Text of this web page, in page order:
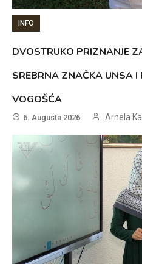
INFO
DVOSTRUKO PRIZNANJE
SREBRNA ZNAČKA UNSA I
VOGOŠĆA
6. Augusta 2026. Arnela